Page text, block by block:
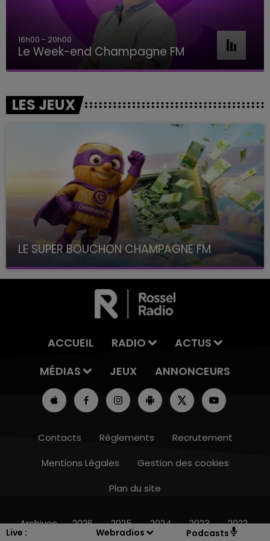
Live :
Webradios Podcasts
11h00 - 16h00
16h00 - 20h00
Le Week-end Champagne FM
LES JEUX
LE SUPER BOUCHON CHAMPAGNE FM
avec La Famille Champagne FM, à 8H10
ACCUEIL RADIO
ACTUS
MÉDIAS
JEUX ANNONCEURS
Contacts Règlements
Recrutement
Mentions Légales
Gestion des cookies
Plan du site
Archives 2026 2025 2024 2023 2022